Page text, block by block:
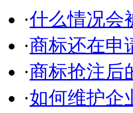
·什么情况会
·商标还在申
·商标抢注后
·如何维护企